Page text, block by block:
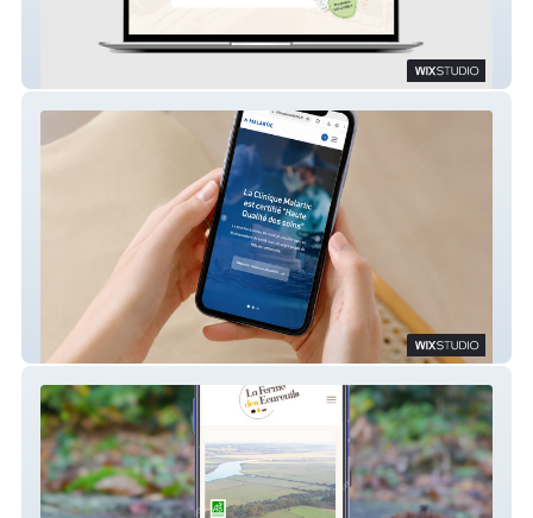
Pôle Malartic